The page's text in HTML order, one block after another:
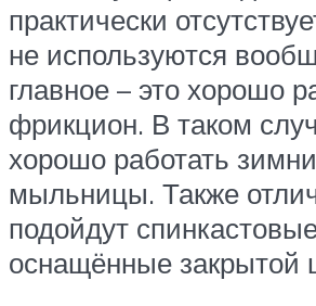
практически
не используются
главное – это хорошо
фрикцион. В таком
хорошо работать
мыльницы. Также
подойдут
оснащённые закрытой